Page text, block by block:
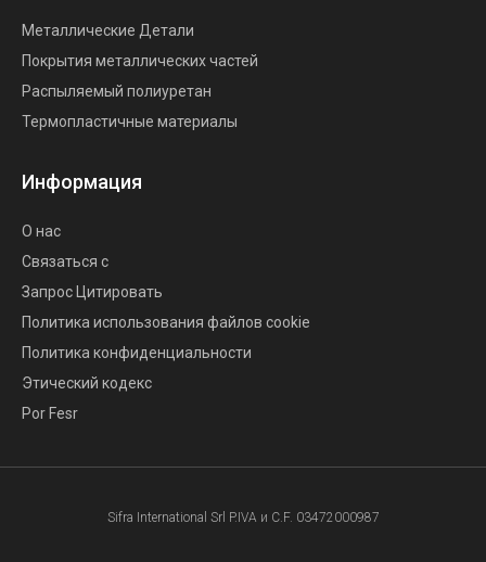
Металлические Детали
Покрытия металлических частей
Распыляемый полиуретан
Термопластичные материалы
Информация
О нас
Связаться с
Запрос Цитировать
Политика использования файлов cookie
Политика конфиденциальности
Этический кодекс
Por Fesr
Sifra International Srl P.IVA и C.F. 03472000987